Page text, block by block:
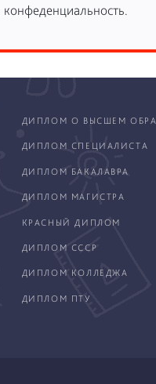
ДИПЛОМ О ВЫСШЕМ
ДИПЛОМ СПЕЦИАЛИСТА
ДИПЛОМ БАКАЛАВРА
ДИПЛОМ МАГИСТРА
КРАСНЫЙ ДИПЛОМ
ДИПЛОМ СССР
ДИПЛОМ КОЛЛЕДЖА
ДИПЛОМ ПТУ